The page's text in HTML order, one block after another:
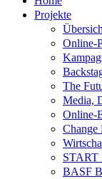
Projekte
Online-
The
Media,
Online-
Change
START
BASF